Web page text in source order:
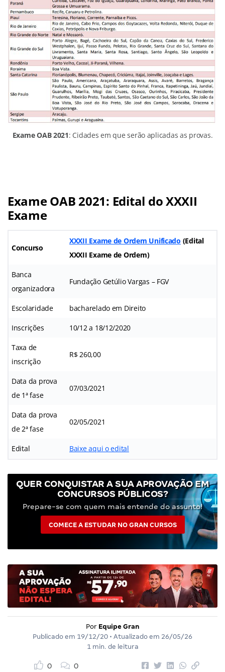
Exame OAB 2021: Cidades em que serão aplicadas as provas.
Exame OAB 2021: Edital do XXXII
Exame
Concurso
XXXII Exame de Ordem Unificado (Edital
XXXII Exame de Ordem)
Banca
organizadora
Fundação Getúlio Vargas – FGV
Escolaridade bacharelado em Direito
Inscrições 10/12 a 18/12/2020
Taxa de
inscrição
R$ 260,00
Data da prova
de 1ª fase
07/03/2021
Data da prova
de 2ª fase
02/05/2021
Edital Baixe aqui o edital
QUER CONQUISTAR A SUA APROVAÇÃO EM
CONCURSOS PÚBLICOS?
Prepare-se com quem mais entende do assunto!
COMECE A ESTUDAR NO GRAN CURSOS
Por Equipe Gran
Publicado em 19/12/20 • Atualizado em 26/05/26
1 min. de leitura
0 0